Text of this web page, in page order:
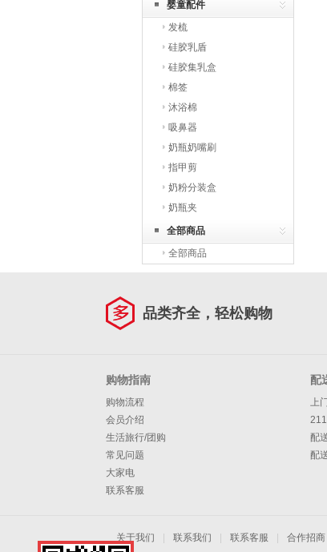
婴童配件
发梳
硅胶乳盾
硅胶集乳盒
棉签
沐浴棉
吸鼻器
奶瓶奶嘴刷
指甲剪
奶粉分装盒
奶瓶夹
全部商品
全部商品
品类齐全，轻松购物
购物指南
购物流程
会员介绍
生活旅行/团购
常见问题
大家电
联系客服
配
上
配
配
关于我们 联系我们 联系客服 合作招商